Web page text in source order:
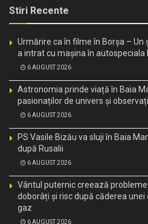
Stiri Recente
Urmărire ca în filme în Borșa –
a intrat cu mașina în autospeciala
6 AUGUST 2026
Astronomia prinde viață în Baia
pasionaților de univers și
6 AUGUST 2026
PS Vasile Bizău va sluji în Baia
după Rusalii
6 AUGUST 2026
Vântul puternic creează
doborâți și risc după căderea
gaz
6 AUGUST 2026